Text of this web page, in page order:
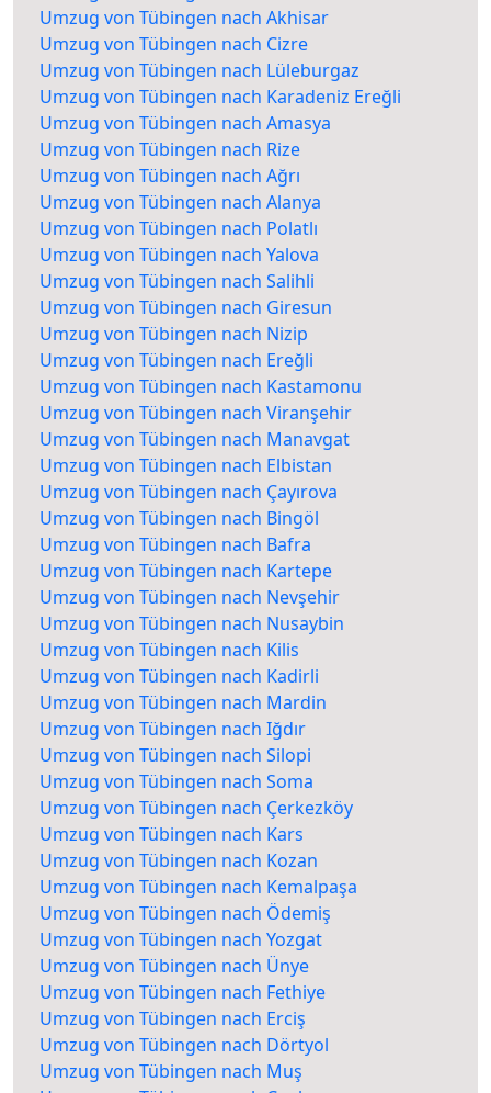
Umzug von Tübingen nach Akhisar
Umzug von Tübingen nach Cizre
Umzug von Tübingen nach Lüleburgaz
Umzug von Tübingen nach Karadeniz Ereğli
Umzug von Tübingen nach Amasya
Umzug von Tübingen nach Rize
Umzug von Tübingen nach Ağrı
Umzug von Tübingen nach Alanya
Umzug von Tübingen nach Polatlı
Umzug von Tübingen nach Yalova
Umzug von Tübingen nach Salihli
Umzug von Tübingen nach Giresun
Umzug von Tübingen nach Nizip
Umzug von Tübingen nach Ereğli
Umzug von Tübingen nach Kastamonu
Umzug von Tübingen nach Viranşehir
Umzug von Tübingen nach Manavgat
Umzug von Tübingen nach Elbistan
Umzug von Tübingen nach Çayırova
Umzug von Tübingen nach Bingöl
Umzug von Tübingen nach Bafra
Umzug von Tübingen nach Kartepe
Umzug von Tübingen nach Nevşehir
Umzug von Tübingen nach Nusaybin
Umzug von Tübingen nach Kilis
Umzug von Tübingen nach Kadirli
Umzug von Tübingen nach Mardin
Umzug von Tübingen nach Iğdır
Umzug von Tübingen nach Silopi
Umzug von Tübingen nach Soma
Umzug von Tübingen nach Çerkezköy
Umzug von Tübingen nach Kars
Umzug von Tübingen nach Kozan
Umzug von Tübingen nach Kemalpaşa
Umzug von Tübingen nach Ödemiş
Umzug von Tübingen nach Yozgat
Umzug von Tübingen nach Ünye
Umzug von Tübingen nach Fethiye
Umzug von Tübingen nach Erciş
Umzug von Tübingen nach Dörtyol
Umzug von Tübingen nach Muş